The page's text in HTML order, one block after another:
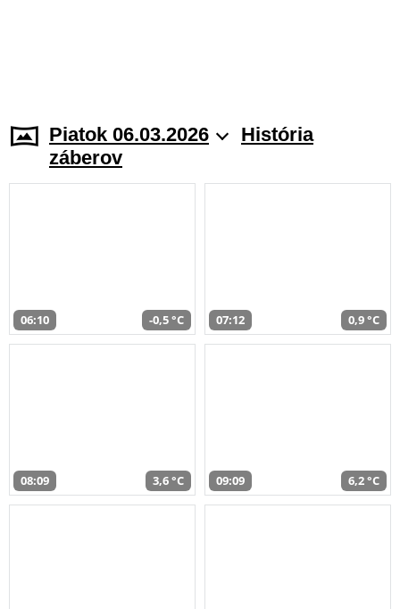
Piatok 06.03.2026
História
záberov
06:10 -0,5 °C 07:12 0,9 °C
08:09 3,6 °C 09:09 6,2 °C